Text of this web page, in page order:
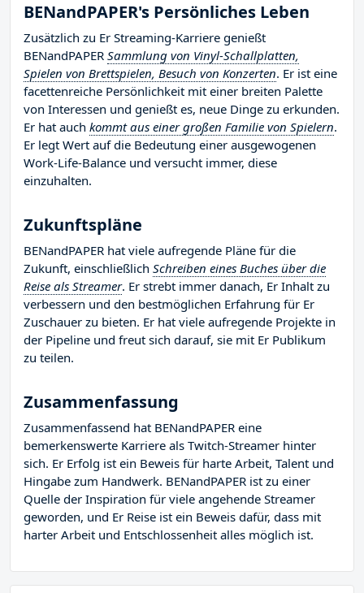
BENandPAPER's Persönliches Leben
Zusätzlich zu Er Streaming-Karriere genießt
BENandPAPER Sammlung von Vinyl-Schallplatten,
Spielen von Brettspielen, Besuch von Konzerten. Er ist eine
facettenreiche Persönlichkeit mit einer breiten Palette
von Interessen und genießt es, neue Dinge zu erkunden.
Er hat auch kommt aus einer großen Familie von Spielern.
Er legt Wert auf die Bedeutung einer ausgewogenen
Work-Life-Balance und versucht immer, diese
einzuhalten.
Zukunftspläne
BENandPAPER hat viele aufregende Pläne für die
Zukunft, einschließlich Schreiben eines Buches über die
Reise als Streamer. Er strebt immer danach, Er Inhalt zu
verbessern und den bestmöglichen Erfahrung für Er
Zuschauer zu bieten. Er hat viele aufregende Projekte in
der Pipeline und freut sich darauf, sie mit Er Publikum
zu teilen.
Zusammenfassung
Zusammenfassend hat BENandPAPER eine
bemerkenswerte Karriere als Twitch-Streamer hinter
sich. Er Erfolg ist ein Beweis für harte Arbeit, Talent und
Hingabe zum Handwerk. BENandPAPER ist zu einer
Quelle der Inspiration für viele angehende Streamer
geworden, und Er Reise ist ein Beweis dafür, dass mit
harter Arbeit und Entschlossenheit alles möglich ist.